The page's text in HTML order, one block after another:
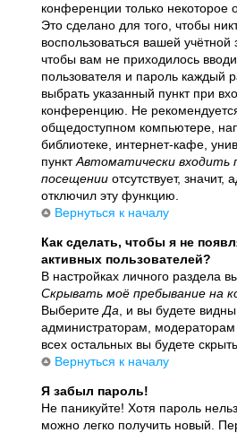
конференции только некоторое
Это сделано для того, чтобы
воспользоваться вашей учётной
чтобы вам не приходилось
пользователя и пароль каждый
выбрать указанный пункт при
конференцию. Не
общедоступном компьютере,
библиотеке, интернет-кафе,
пунктАвтоматически входить
посещении отсутствует, значит,
отключил эту функцию.
Вернуться к началу
Как сделать, чтобы я не
активных пользователей?
В настройках личного раздела
Скрывать моё пребывание на
ВыберитеДа , и вы будете
администраторам,
всех остальных вы будете
Вернуться к началу
Я забыл пароль!
Не паникуйте! Хотя пароль
можно легко получить новый.